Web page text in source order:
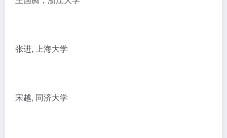
张进, 上海大学
宋越, 同济大学